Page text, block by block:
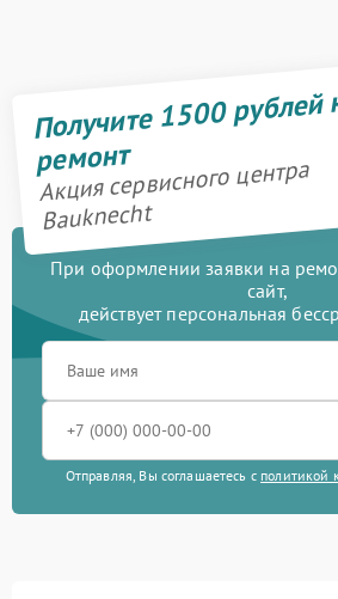
Получите 1500 рублей
ремонт
Акция сервисного центра
Bauknecht
При оформлении заявки на
сайт,
действует персональная
Отправляя, Вы соглашаетесь с политикой